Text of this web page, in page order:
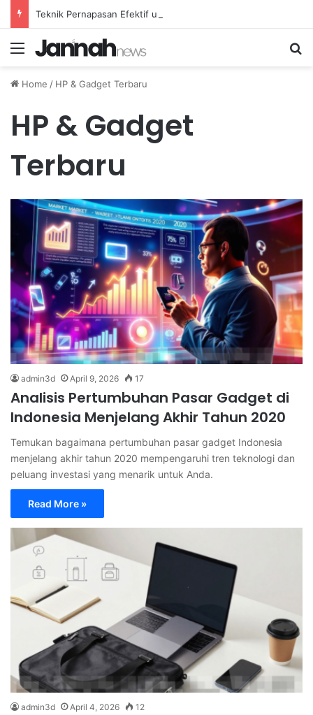
Menu
Home / HP & Gadget Terbaru
HP & Gadget
Terbaru
admin3d April 9, 2026 17
Analisis Pertumbuhan Pasar Gadget di
Indonesia Menjelang Akhir Tahun 2020
Temukan bagaimana pertumbuhan pasar gadget Indonesia
menjelang akhir tahun 2020 mempengaruhi tren teknologi dan
peluang investasi yang menarik untuk Anda.
Read More »
admin3d April 4, 2026 12